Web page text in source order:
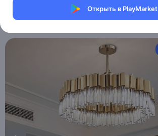
Открыть в PlayMarket
Магазин Table lamps
Артикул:MXM5849650239